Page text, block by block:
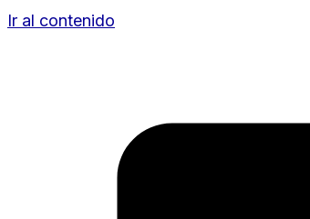
Ir al contenido